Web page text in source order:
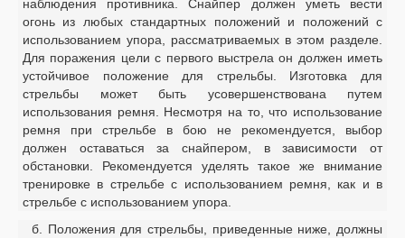
наблюдения противника. Снайпер должен уметь вести
огонь из любых стандартных положений и положений с
использованием упора, рассматриваемых в этом разделе.
Для поражения цели с первого выстрела он должен иметь
устойчивое положение для стрельбы. Изготовка для
стрельбы может быть усовершенствована путем
использования ремня. Несмотря на то, что использование
ремня при стрельбе в бою не рекомендуется, выбор
должен оставаться за снайпером, в зависимости от
обстановки. Рекомендуется уделять такое же внимание
тренировке в стрельбе с использованием ремня, как и в
стрельбе с использованием упора.
б. Положения для стрельбы, приведенные ниже, должны